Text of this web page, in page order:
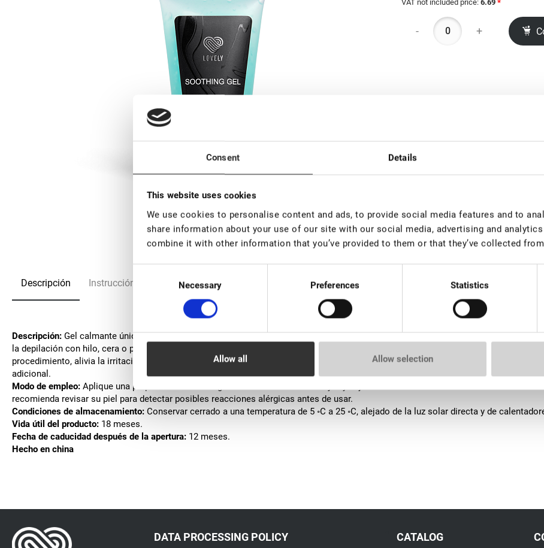
Consent Details
This website uses cookies
We use cookies to personalise content and ads, to provide social media features and to
share information about your use of our site with our social media, advertising and
combine it with other information that you’ve provided to them or that they’ve collected
Selection
Necessary Preferences Statistics
Allow selection
Allow all
VAT not included price: 6.69 *
- +
Descripción Instrucción Preguntas frecuentes
Descripción: Gel calmante único con doble acción. Este producto está diseñado para reducir la sensibilidad. El alcanfor, como
la depilación con hilo, cera o pinzas en la zona de las cejas. Hace que el procedimiento sea más cómodo, especialmente para
procedimiento, alivia la irritación y el enrojecimiento de la piel. El extracto de aloe y el d-pantenol regeneran, hidratan y suavizan
adicional.
Modo de empleo: Aplique una pequeña cantidad de gel en el contorno de las cejas y déjelo actuar de 10 a 15 minutos. Si es
recomienda revisar su piel para detectar posibles reacciones alérgicas antes de usar.
Condiciones de almacenamiento: Conservar cerrado a una temperatura de 5 ◦С a 25 ◦С, alejado de la luz solar directa y de
Vida útil del producto: 18 meses.
Fecha de caducidad después de la apertura: 12 meses.
Hecho en china
DATA PROCESSING POLICY CATALOG